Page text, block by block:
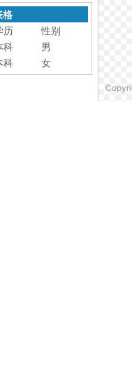
格
历
性别
科
男
科 女